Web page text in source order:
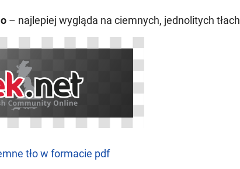
– najlepiej wygląda na ciemnych, jednolitych tłach
tło w formacie pdf